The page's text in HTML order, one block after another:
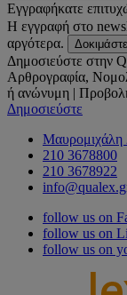
Εγγραφήκατε
Η εγγραφή στο
αργότερα.
Δημοσιεύστε στην
Αρθρογραφία,
ή ανώνυμη |
Δημοσιεύστε
Μαυρομιχάλη
210 3678800
210 3678922
follow us on
follow us on
follow us on